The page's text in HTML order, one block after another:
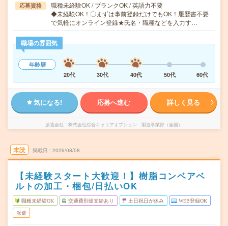
応募資格
職種未経験OK / ブランクOK / 英語力不要
◆未経験OK！〇まずは事前登録だけでもOK！履歴書不要
で気軽にオンライン登録★氏名・職種などを入力す…
職場の雰囲気
年齢層
20代
30代 40代 50代 60代
気になる! 応募へ進む 詳しく見る
派遣会社 株式会社綜合キャリアオプション 製造事業部（全国）
未読 掲載日 2026/08/08
【未経験スタート大歓迎！】樹脂コンベアベ
ルトの加工・梱包/日払いOK
職種未経験OK 交通費別途支給あり 土日祝日が休み WEB登録OK
派遣